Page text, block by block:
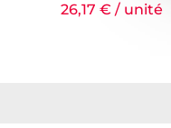
26,17 € / unité